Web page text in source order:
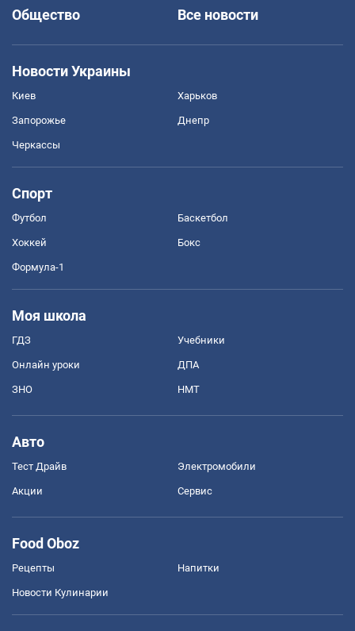
Общество
Все новости
Новости Украины
Киев Харьков
Запорожье Днепр
Черкассы
Спорт
Футбол Баскетбол
Хоккей Бокс
Формула-1
Моя школа
ГДЗ Учебники
Онлайн уроки ДПА
ЗНО НМТ
Авто
Тест Драйв Электромобили
Акции Сервис
Food Oboz
Рецепты Напитки
Новости Кулинарии